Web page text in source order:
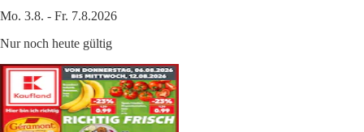
Mo. 3.8. - Fr. 7.8.2026
Nur noch heute gültig